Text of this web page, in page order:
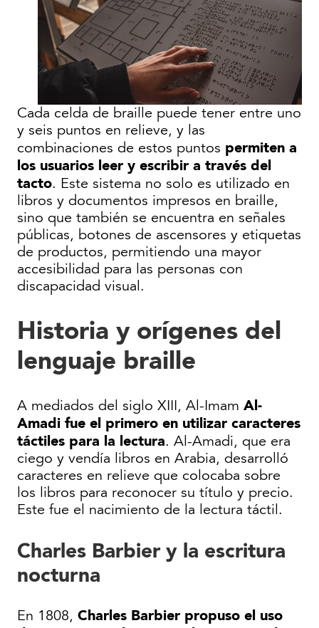
Cada celda de braille puede tener entre uno
y seis puntos en relieve, y las
combinaciones de estos puntos permiten a
los usuarios leer y escribir a través del
tacto. Este sistema no solo es utilizado en
libros y documentos impresos en braille,
sino que también se encuentra en señales
públicas, botones de ascensores y etiquetas
de productos, permitiendo una mayor
accesibilidad para las personas con
discapacidad visual.
Historia y orígenes del
lenguaje braille
A mediados del siglo XIII, Al-Imam Al-
Amadi fue el primero en utilizar caracteres
táctiles para la lectura. Al-Amadi, que era
ciego y vendía libros en Arabia, desarrolló
caracteres en relieve que colocaba sobre
los libros para reconocer su título y precio.
Este fue el nacimiento de la lectura táctil.
Charles Barbier y la escritura
nocturna
En 1808, Charles Barbier propuso el uso